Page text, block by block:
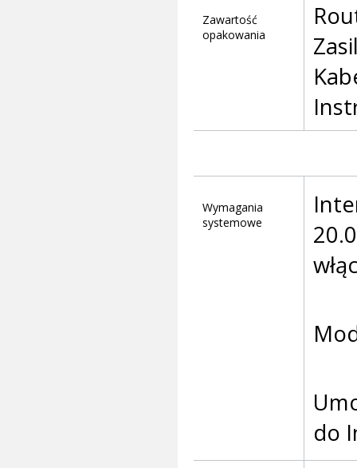
Zawartość
opakowania
Wymagania
systemowe
do